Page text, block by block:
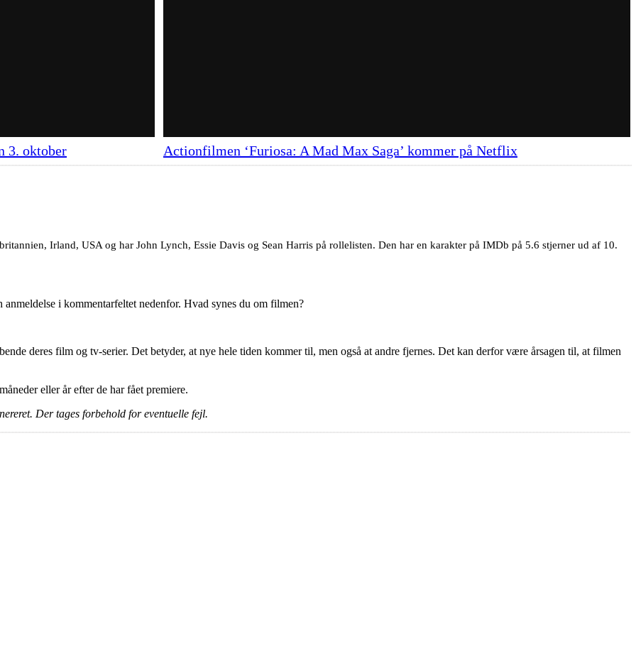
3. oktober Actionfilmen ‘Furiosa: A Mad Max Saga’ kommer på Netflix
Irland, USA og har John Lynch, Essie Davis og Sean Harris på rollelisten. Den har en karakter på IMDb på 5.6 stjerner ud af 10.
i kommentarfeltet nedenfor. Hvad synes du om filmen?
deres film og tv-serier. Det betyder, at nye hele tiden kommer til, men også at andre fjernes. Det kan derfor være årsagen til, at filmen
eller år efter de har fået premiere.
Der tages forbehold for eventuelle fejl.